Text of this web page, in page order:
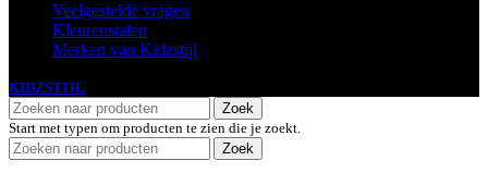
Veelgestelde vragen
Kleurenstalen
Merken van Kidzstijl
KIDZSTIJL
Zoek
Start met typen om producten te zien die je zoekt.
Zoek